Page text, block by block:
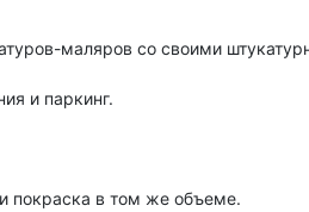
маляров со своими
и паркинг.
покраска в том же объеме.